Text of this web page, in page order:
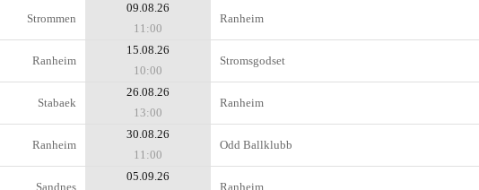
Strommen
09.08.26
11:00
Ranheim
Ranheim
15.08.26
10:00
Stromsgodset
Stabaek
26.08.26
13:00
Ranheim
Ranheim
30.08.26
11:00
Odd Ballklubb
Sandnes
05.09.26
Ranheim